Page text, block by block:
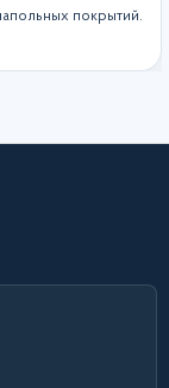
покрытий.